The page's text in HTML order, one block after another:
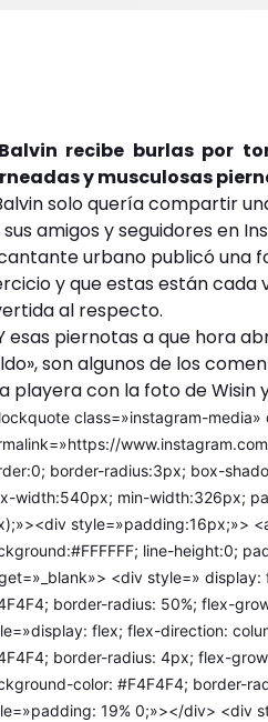
recibe burlas por
y musculosas
solo quería compartir
amigos y seguidores en
urbano publicó una
y que estas están cada
al respecto.
esas piernotas a que hora
son algunos de los
playera con la foto de Wisin
class=»instagram-
border-radius:3px; box-
width:540px; min-width:326px;
style=»padding:16px;»>
line-height:0;
<div style=»
border-radius: 50%; flex-
flex; flex-direction:
border-radius: 4px; flex-
color: #F4F4F4; border-
19% 0;»></div> <div